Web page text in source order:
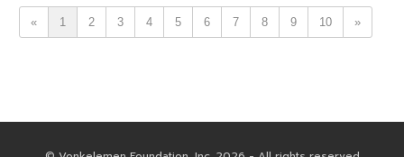
« 1 2 3 4 5 6 7 8 9 10 »